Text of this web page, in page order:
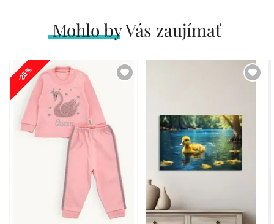
Mohlo by Vás zaujímať
-25%